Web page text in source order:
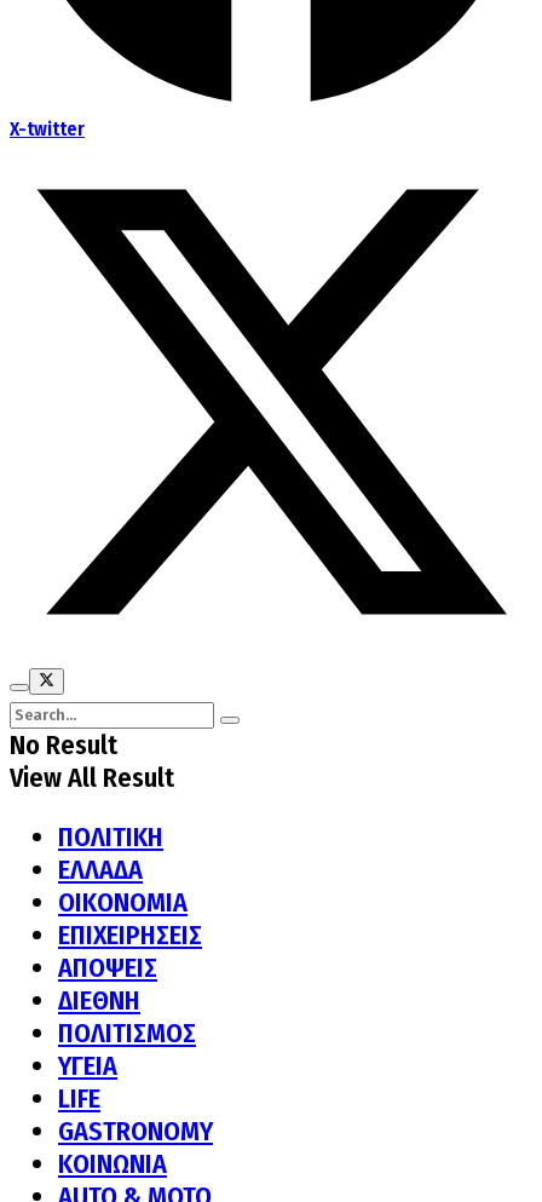
X-twitter
No Result
View All Result
ΠΟΛΙΤΙΚΗ
ΕΛΛΑΔΑ
ΟΙΚΟΝΟΜΙΑ
ΕΠΙΧΕΙΡΗΣΕΙΣ
ΑΠΟΨΕΙΣ
ΔΙΕΘΝΗ
ΠΟΛΙΤΙΣΜΟΣ
ΥΓΕΙΑ
LIFE
GASTRONOMY
ΚΟΙΝΩΝΙΑ